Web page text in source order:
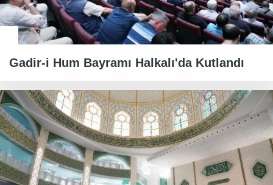
Gadir-i Hum Bayramı Halkalı'da Kutlandı